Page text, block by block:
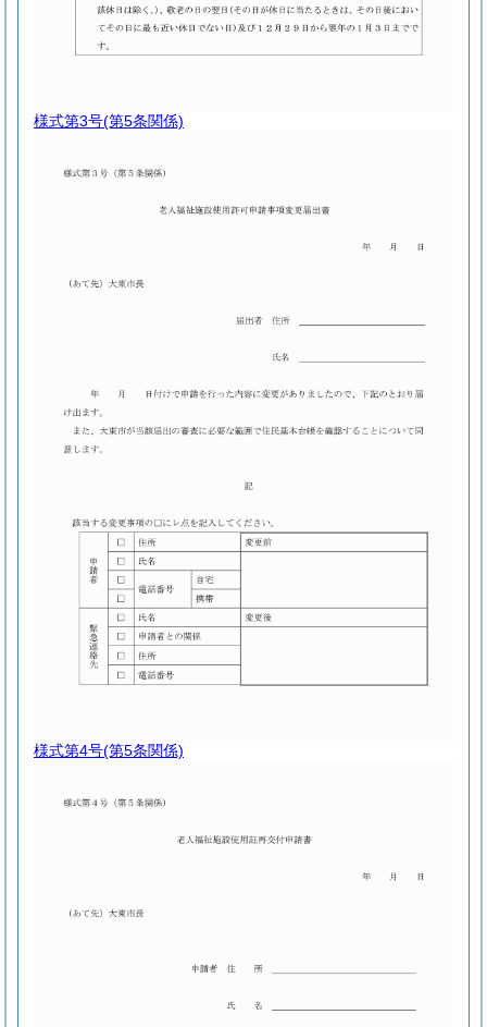
様式第3号(第5条関係)
様式第4号(第5条関係)